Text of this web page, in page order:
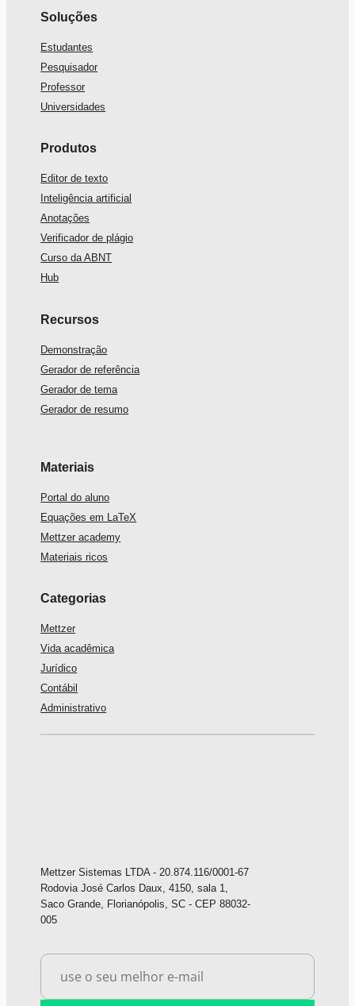
Soluções
Estudantes
Pesquisador
Professor
Universidades
Produtos
Editor de texto
Inteligência artificial
Anotações
Verificador de plágio
Curso da ABNT
Hub
Recursos
Demonstração
Gerador de referência
Gerador de tema
Gerador de resumo
Materiais
Portal do aluno
Equações em LaTeX
Mettzer academy
Materiais ricos
Categorias
Mettzer
Vida acadêmica
Jurídico
Contábil
Administrativo
Mettzer Sistemas LTDA - 20.874.116/0001-67
Rodovia José Carlos Daux, 4150, sala 1,
Saco Grande, Florianópolis, SC - CEP 88032-
005